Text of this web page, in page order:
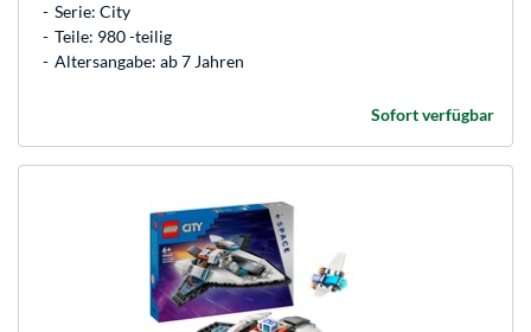
Serie: City
Teile: 980 -teilig
Altersangabe: ab 7 Jahren
Sofort verfügbar